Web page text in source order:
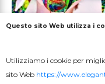
Premium
Questo sito Web utilizza i
Utilizziamo i cookie per
sito Web https://